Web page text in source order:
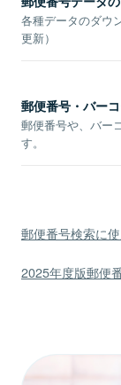
各種データのダウ
更新）
郵便番号・バー
郵便番号や、バー
す。
郵便番号検索に
2025年度版郵便